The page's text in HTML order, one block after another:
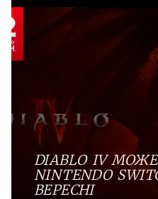
DIABLO IV
NINTENDO
ВЕРЕСНІ